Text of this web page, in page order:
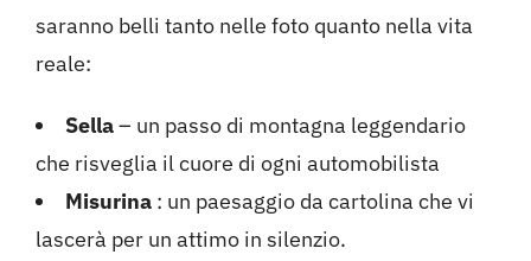
saranno belli tanto nelle foto quanto nella vita
reale:
Sella– un passo di montagna leggendario
che risveglia il cuore di ogni automobilista
Misurina : un paesaggio da cartolina che vi
lascerà per un attimo in silenzio.